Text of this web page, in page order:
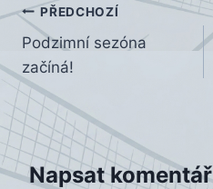
Navigace
pro
příspěvek
PŘEDCHOZÍ
Podzimní sezóna
začíná!
Napsat komentář